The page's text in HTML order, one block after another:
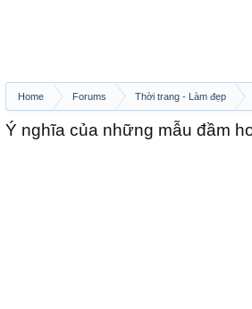
Home Forums Thời trang - Làm đẹp
Ý nghĩa của những mẫu đầm